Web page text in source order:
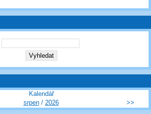
Kalendář
srpen/ 2026 >>